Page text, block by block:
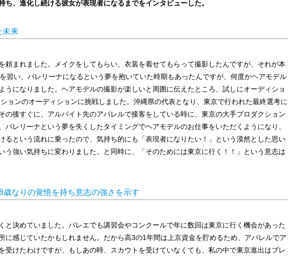
、進化し続ける彼女が表現者になるまでをインタビューした。
未来
頼まれました。メイクをしてもらい、衣装を着せてもらって撮影したんですが、それが本
い、バレリーナになるという夢を抱いていた時期もあったんですが、何度かヘアモデル
うになりました。ヘアモデルの撮影が楽しいと周囲に伝えたところ、試しにオーディショ
ョンのオーディションに挑戦しました。沖縄県の代表となり、東京で行われた最終選考に
の後すぐに、アルバイト先のアパレルで接客をしている時に、東京の大手プロダクション
レリーナという夢を失くしたタイミングでヘアモデルのお仕事をいただくようになり、
るという流れに乗ったので、気持ち的にも「表現者になりたい！」という漠然とした思い
う強い気持ちに変わりました。と同時に、「そのためには東京に行く！！」という意志は
歳なりの覚悟を持ち意志の強さを示す
と決めていました。バレエでも講習会やコンクールで年に数回は東京に行く機会があった
に感じていたかもしれません。だから高3の1年間は上京資金を貯めるため、アパレルでア
受けたわけですが、もしあの時、スカウトを受けていなくても、私の中で東京進出はブレ